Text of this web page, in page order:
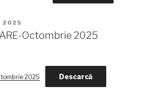
2025
Octombrie 2025
2025 Descarcă